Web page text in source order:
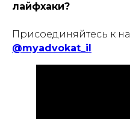
лайфхаки?
Присоединяйтесь к
@myadvokat_il